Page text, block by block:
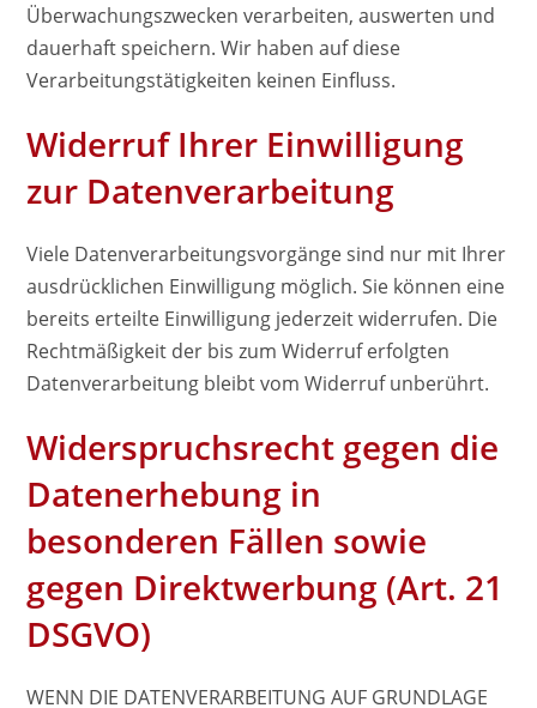
Überwachungszwecken verarbeiten, auswerten und
dauerhaft speichern. Wir haben auf diese
Verarbeitungstätigkeiten keinen Einfluss.
Widerruf Ihrer Einwilligung
zur Datenverarbeitung
Viele Datenverarbeitungsvorgänge sind nur mit Ihrer
ausdrücklichen Einwilligung möglich. Sie können eine
bereits erteilte Einwilligung jederzeit widerrufen. Die
Rechtmäßigkeit der bis zum Widerruf erfolgten
Datenverarbeitung bleibt vom Widerruf unberührt.
Widerspruchsrecht gegen die
Datenerhebung in
besonderen Fällen sowie
gegen Direktwerbung (Art. 21
DSGVO)
WENN DIE DATENVERARBEITUNG AUF GRUNDLAGE